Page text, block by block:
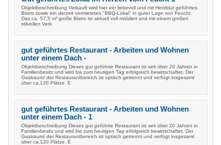
Objektbeschreibung Verkauft wird hier ein liebevoll und mit Herzblut geführtes
Bistro sowie ein derzeit vermietetes "BBQ-Lokal" in guter Lage von Feucht.
Das ca. 57,5 m² große Bistro ist aktuell voll möbliert und mit einem großen
stilvollen Verk
gut geführtes Restaurant - Arbeiten und Wohnen
unter einem Dach -
Objektbeschreibung Dieses gut geführte Restaurant ist seit über 20 Jahren in
Familienbesitz und wird bis zum heutigen Tag erfolgreich bewirtschaftet. Der
Gastraum/ der Restaurantbereich ist optisch getrennt und verfügt insgesamt
über ca.120 Plätze. E
gut geführtes Restaurant - Arbeiten und Wohnen
unter einem Dach - 1
Objektbeschreibung Dieses gut geführte Restaurant ist seit über 20 Jahren in
Familienbesitz und wird bis zum heutigen Tag erfolgreich bewirtschaftet. Der
Gastraum/ der Restaurantbereich ist optisch getrennt und verfügt insgesamt
über ca.120 Plätze. E